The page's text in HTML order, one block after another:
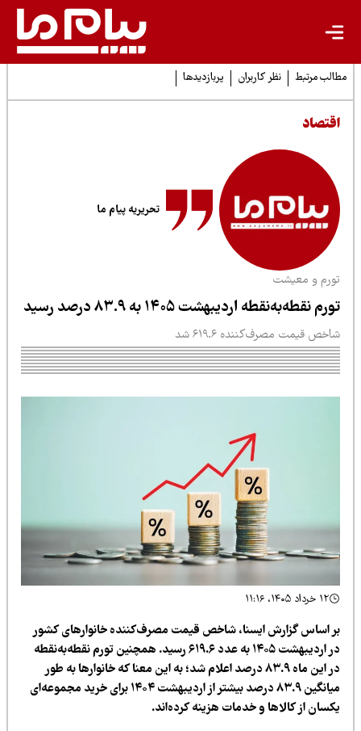
مرتبط نظر کاربران پربازدیدها
تحریریه پیام ما
و معیشت
نقطه‌به‌نقطه اردیبهشت ۱۴۰۵ به ۸۳.۹ درصد رسید
قیمت مصرف‌کننده ۶۱۹.۶ شد
اساس گزارش ایسنا، شاخص قیمت مصرف‌کننده خانوارهای کشور
در اردیبهشت ۱۴۰۵ به عدد ۶۱۹.۶ رسید. همچنین تورم نقطه‌به‌نقطه
در این ماه ۸۳.۹ درصد اعلام شد؛ به این معنا که خانوارها به طور
میانگین ۸۳.۹ درصد بیشتر از اردیبهشت ۱۴۰۴ برای خرید مجموعه‌ای
از کالاها و خدمات هزینه کرده‌اند.